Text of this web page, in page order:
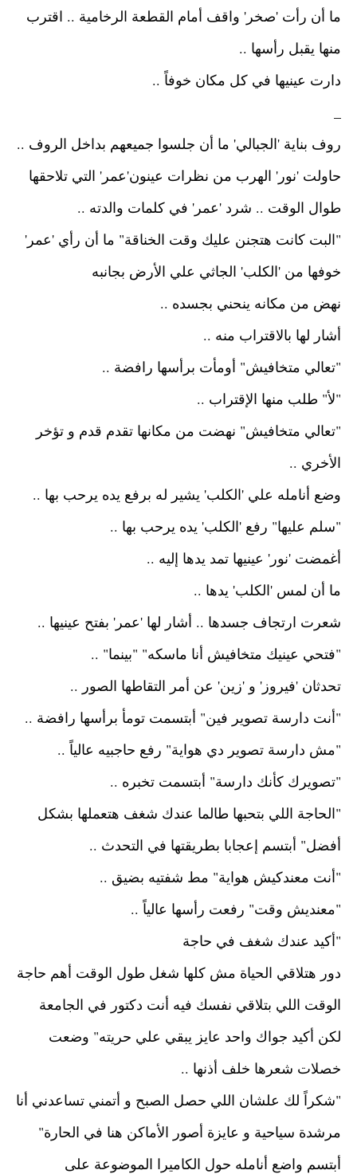
ما أن رأت 'صخر' واقف أمام القطعة الرخامية .. اقترب
منها يقبل رأسها ..
دارت عينيها في كل مكان خوفاً ..
روف بناية 'الجبالي' ما أن جلسوا جميعهم بداخل الروف ..
حاولت 'نور' الهرب من نظرات عينون'عمر' التي تلاحقها
طوال الوقت .. شرد 'عمر' في كلمات والدته ..
"البت كانت هتجنن عليك وقت الخناقة" ما أن رأي 'عمر'
خوفها من 'الكلب' الجاثي علي الأرض بجانبه
نهض من مكانه ينحني بجسده ..
أشار لها بالاقتراب منه ..
"تعالي متخافيش" أومأت برأسها رافضة ..
"لأ" طلب منها الإقتراب ..
"تعالي متخافيش" نهضت من مكانها تقدم قدم و تؤخر
الأخري ..
وضع أنامله علي 'الكلب' يشير له برفع يده يرحب بها ..
"سلم عليها" رفع 'الكلب' يده يرحب بها ..
أغمضت 'نور' عينيها تمد يدها إليه ..
ما أن لمس 'الكلب' يدها ..
شعرت ارتجاف جسدها .. أشار لها 'عمر' بفتح عينيها ..
"فتحي عينيك متخافيش أنا ماسكه" "بينما" ..
تحدثان 'فيروز' و 'زين' عن أمر التقاطها الصور ..
"أنت دارسة تصوير فين" أبتسمت تومأ برأسها رافضة ..
"مش دارسة تصوير دي هواية" رفع حاجبيه عالياً ..
"تصويرك كأنك دارسة" أبتسمت تخبره ..
"الحاجة اللي بتحبها طالما عندك شغف هتعملها بشكل
أفضل" أبتسم إعجابا بطريقتها في التحدث ..
"أنت معندكيش هواية" مط شفتيه بضيق ..
"معنديش وقت" رفعت رأسها عالياً ..
"أكيد عندك شغف في حاجة
دور هتلاقي الحياة مش كلها شغل طول الوقت أهم حاجة
الوقت اللي بتلاقي نفسك فيه أنت دكتور في الجامعة
لكن أكيد جواك واحد عايز يبقي علي حريته" وضعت
خصلات شعرها خلف أذنها ..
"شكراً لك علشان اللي حصل الصبح و أتمني تساعدني أنا
مرشدة سياحية و عايزة أصور الأماكن هنا في الحارة"
أبتسم واضع أنامله حول الكاميرا الموضوعة على